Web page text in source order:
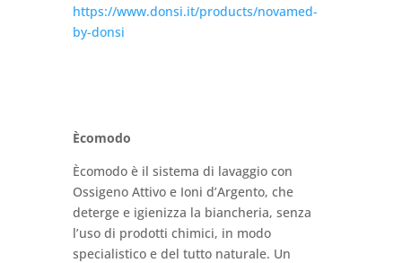
https://www.donsi.it/products/novamed-
by-donsi
Ècomodo
Ècomodo è il sistema di lavaggio con
Ossigeno Attivo e Ioni d’Argento, che
deterge e igienizza la biancheria, senza
l’uso di prodotti chimici, in modo
specialistico e del tutto naturale. Un